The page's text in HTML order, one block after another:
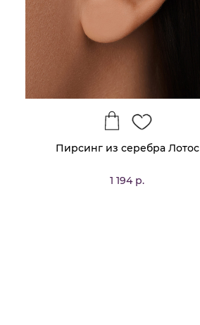
Пирсинг из серебра Лотос
1 194 р.